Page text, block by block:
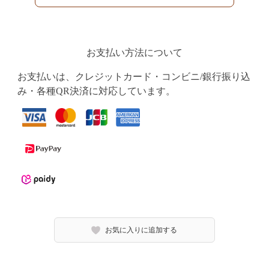
お支払い方法について
お支払いは、クレジットカード・コンビニ/銀行振り込
み・各種QR決済に対応しています。
お気に入りに追加する